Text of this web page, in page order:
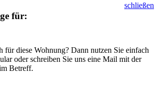
schließen
für:
für diese Wohnung? Dann nutzen Sie einfach
oder schreiben Sie uns eine Mail mit der
Betreff.